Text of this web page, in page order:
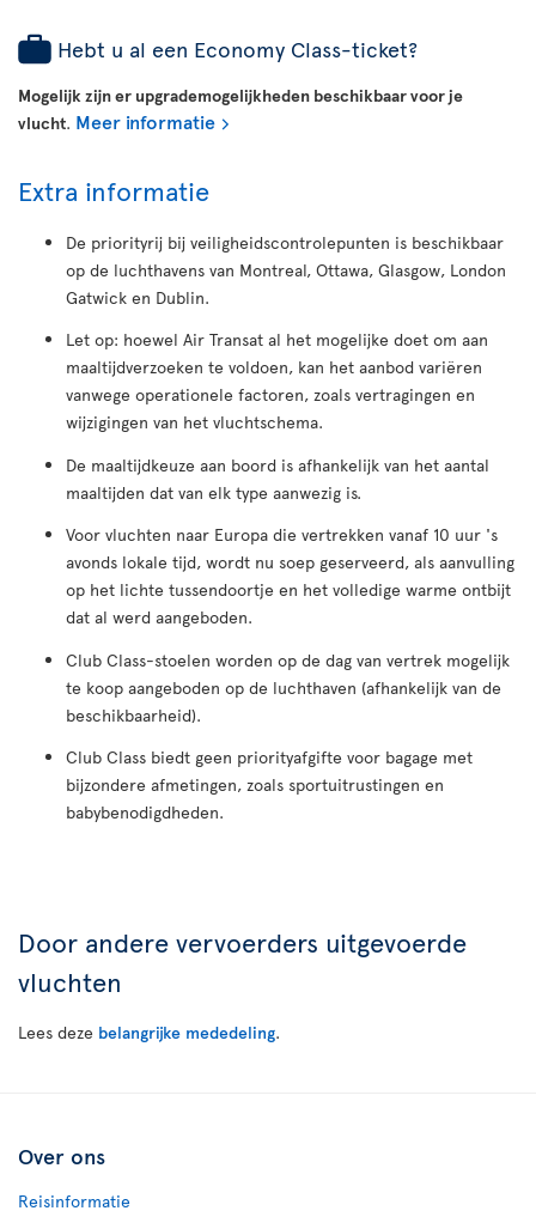
Hebt u al een Economy Class-ticket?
Mogelijk zijn er upgrademogelijkheden beschikbaar voor je
vlucht. Meer informatie
Extra informatie
De priorityrij bij veiligheidscontrolepunten is beschikbaar
op de luchthavens van Montreal, Ottawa, Glasgow, London
Gatwick en Dublin.
Let op: hoewel Air Transat al het mogelijke doet om aan
maaltijdverzoeken te voldoen, kan het aanbod variëren
vanwege operationele factoren, zoals vertragingen en
wijzigingen van het vluchtschema.
De maaltijdkeuze aan boord is afhankelijk van het aantal
maaltijden dat van elk type aanwezig is.
Voor vluchten naar Europa die vertrekken vanaf 10 uur 's
avonds lokale tijd, wordt nu soep geserveerd, als aanvulling
op het lichte tussendoortje en het volledige warme ontbijt
dat al werd aangeboden.
Club Class-stoelen worden op de dag van vertrek mogelijk
te koop aangeboden op de luchthaven (afhankelijk van de
beschikbaarheid).
Club Class biedt geen priorityafgifte voor bagage met
bijzondere afmetingen, zoals sportuitrustingen en
babybenodigdheden.
Door andere vervoerders uitgevoerde
vluchten
Lees deze belangrijke mededeling.
Over ons
Reisinformatie